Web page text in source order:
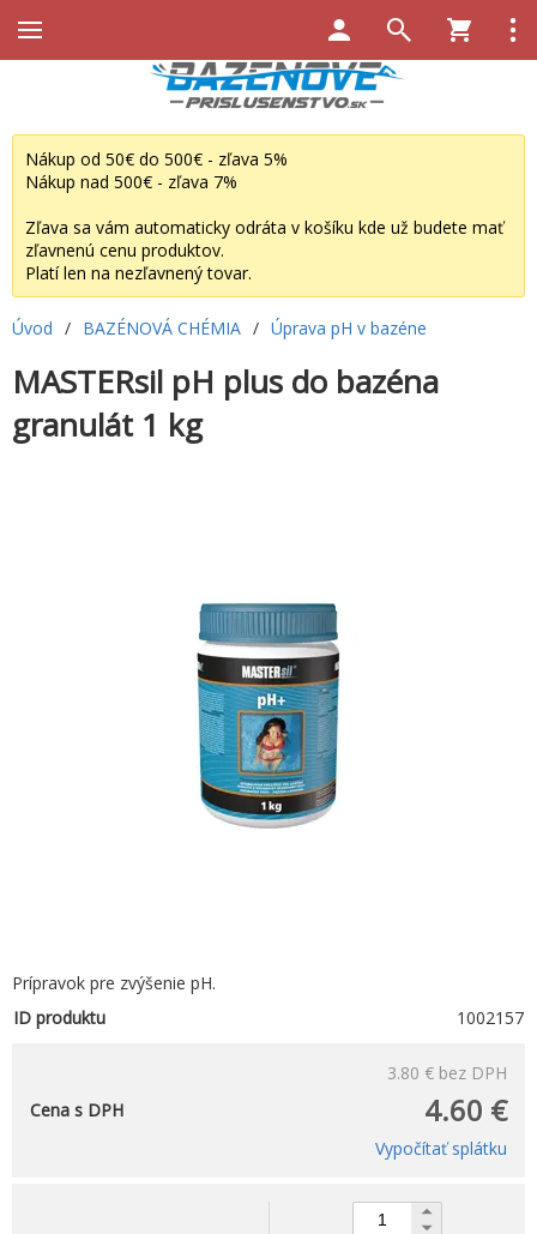
Nákup od 50€ do 500€ - zľava 5%
Nákup nad 500€ - zľava 7%
Zľava sa vám automaticky odráta v košíku kde už budete mať
zľavnenú cenu produktov.
Platí len na nezľavnený tovar.
Úvod / BAZÉNOVÁ CHÉMIA / Úprava pH v bazéne
MASTERsil pH plus do bazéna
granulát 1 kg
Prípravok pre zvýšenie pH.
ID produktu
1002157
3.80 € bez DPH
4.60 €
Cena s DPH
Vypočítať splátku